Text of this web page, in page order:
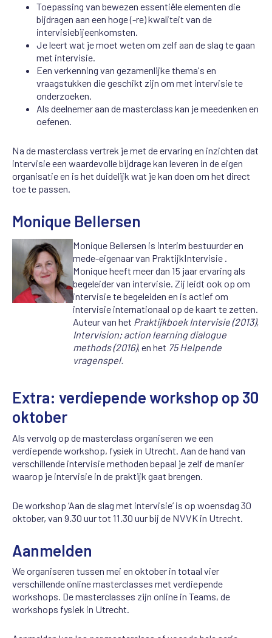
Toepassing van bewezen essentiële elementen die
bijdragen aan een hoge (-re) kwaliteit van de
intervisiebijeenkomsten.
Je leert wat je moet weten om zelf aan de slag te gaan
met intervisie.
Een verkenning van gezamenlijke thema's en
vraagstukken die geschikt zijn om met intervisie te
onderzoeken.
Als deelnemer aan de masterclass kan je meedenken en
oefenen.
Na de masterclass vertrek je met de ervaring en inzichten dat
intervisie een waardevolle bijdrage kan leveren in de eigen
organisatie en is het duidelijk wat je kan doen om het direct
toe te passen.
Monique Bellersen
Monique Bellersen is interim bestuurder en
mede-eigenaar van PraktijkIntervisie .
Monique heeft meer dan 15 jaar ervaring als
begeleider van intervisie. Zij leidt ook op om
intervisie te begeleiden en is actief om
intervisie internationaal op de kaart te zetten.
Auteur van het Praktijkboek Intervisie (2013),
Intervision; action learning dialogue
methods (2016), en het 75 Helpende
vragenspel.
Extra: verdiepende workshop op 30
oktober
Als vervolg op de masterclass organiseren we een
verdiepende workshop, fysiek in Utrecht. Aan de hand van
verschillende intervisie methoden bepaal je zelf de manier
waarop je intervisie in de praktijk gaat brengen.
De workshop ‘Aan de slag met intervisie’ is op woensdag 30
oktober, van 9.30 uur tot 11.30 uur bij de NVVK in Utrecht.
Aanmelden
We organiseren tussen mei en oktober in totaal vier
verschillende online masterclasses met verdiepende
workshops. De masterclasses zijn online in Teams, de
workshops fysiek in Utrecht.